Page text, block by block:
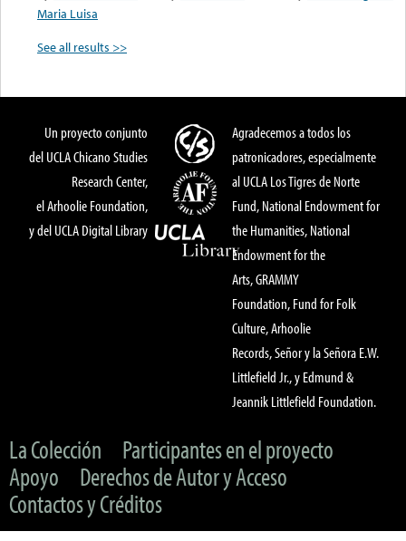
Maria Luisa
See all results >>
Un proyecto conjunto
del UCLA Chicano Studies
Research Center,
el Arhoolie Foundation,
y del UCLA Digital Library
Agradecemos a todos los
patronicadores, especialmente
al UCLA Los Tigres de Norte
Fund, National Endowment for
the Humanities, National
Endowment for the
Arts, GRAMMY
Foundation, Fund for Folk
Culture, Arhoolie
Records, Señor y la Señora E.W.
Littlefield Jr., y Edmund &
Jeannik Littlefield Foundation.
La Colección
Participantes en el proyecto
Apoyo
Derechos de Autor y Acceso
Contactos y Créditos